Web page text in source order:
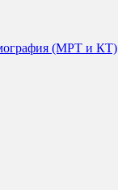
(МРТ и КТ)